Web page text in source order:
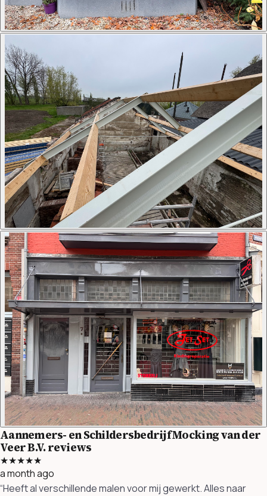
Aannemers- en Schildersbedrijf Mocking van der
Veer B.V. reviews
★★★★★
a month ago
“Heeft al verschillende malen voor mij gewerkt. Alles naar